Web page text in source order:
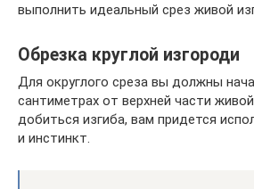
выполнить идеальный срез живой
Обрезка круглой изгороди
Для округлого среза вы должны
сантиметрах от верхней части
добиться изгиба, вам придется
и инстинкт.